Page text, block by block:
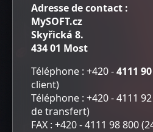
Adresse de contact :
MySOFT.cz
Skyřická 8.
434 01 Most
Téléphone : +420 -4111
client)
Téléphone : +420 - 4111
de transfert)
FAX : +420 - 4111 98 800